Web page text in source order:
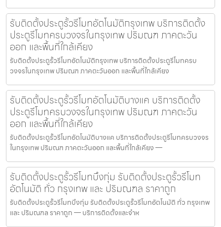
รับติดตั้งประตูรั้วรีโมทอัตโนมัติกรุงเทพ บริการติดตั้ง
ประตูรีโมทครบวงจรในกรุงเทพ ปริมณฑ ภาคตะวัน
ออก และพื้นที่ใกล้เคียง
รับติดตั้งประตูรั้วรีโมทอัตโนมัติกรุงเทพ บริการติดตั้งประตูรีโมทครบ
วงจรในกรุงเทพ ปริมณฑ ภาคตะวันออก และพื้นที่ใกล้เคียง
รับติดตั้งประตูรั้วรีโมทอัตโนมัติบางแค บริการติดตั้ง
ประตูรีโมทครบวงจรในกรุงเทพ ปริมณฑ ภาคตะวัน
ออก และพื้นที่ใกล้เคียง
รับติดตั้งประตูรั้วรีโมทอัตโนมัติบางแค บริการติดตั้งประตูรีโมทครบวงจร
ในกรุงเทพ ปริมณฑ ภาคตะวันออก และพื้นที่ใกล้เคียง —
รับติดตั้งประตูรั้วรีโมทบึงกุ่ม รับติดตั้งประตูรั้วรีโมท
อัตโนมัติ ทั่ว กรุงเทพ และ ปริมณฑล ราคาถูก
รับติดตั้งประตูรั้วรีโมทบึงกุ่ม รับติดตั้งประตูรั้วรีโมทอัตโนมัติ ทั่ว กรุงเทพ
และ ปริมณฑล ราคาถูก — บริการติดตั้งและจำห